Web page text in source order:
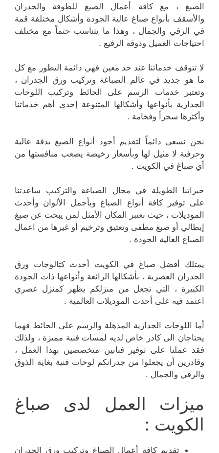
الصبغ ، مع كافة أعمال الصبغ للطوفة والجدران
والأسقف بأنواع صباغ عالية الجودة وأشكال مختلفة قمة
في الرقي والجمال ، وهذا ما يتناسب حتماً مع مختلف
احتياجات العميل وذوقه الرفيع .
لا تتوقف خدماتنا عند حد معين فهي دائمة التطور مع كل
ما هو جديد في عالم الصباغة وتركيب ورق الجدران ،
وتعتبر خدمات الرسم على الحائط وتركيب اللوحات
الجدارية بأنواعها وأشكالها المتنوعة إحدى أهم خدماتنا
وأكثرها سحراً وفخامة .
نحن نسعى دائماً لتقديم أجود أنواع الصبغ بدقة عالية
وحرفية لا مثيل لها وبأسعار رخيصة يصعب منافستها من
أي صباغ في الكويت .
خبراتنا الطويلة في مجال الصباغة والتركيب ساعدتنا
على توفير كافة أنواع الصباغ وبأجمل الألوان وأحدث
الموديلات ، حيث نعتبر المكان الأمثل لمن يبحث عن صبغ
إيطالي أو صبغ مطفى وتعتيق وترخيم أو غيرها من اعمال
الصباغ العالية الجودة .
يمتلك أفضل صباغ في الكويت أحدث كتالوجات ورق
الجدران العصرية ، بأشكالها الرائعة وأنواعها ذات الجودة
الكبيرة ، التي تجعل من منزلكم يظهر كمنزل عصري
اعتمد فيه على أحدث الموديلات العالمية .
أما اللوحات الجدارية المذهلة والرسم على الحائط فهما
يحتاجان الى كادر خاص لديه لمسات فنية مميزة ، ولذلك
فقد عملنا على توفير فنانين متخصصين بهذا العمل ،
وقادرين أن يجعلوا من جدرانكم لوحات فنية بغاية الذوق
والرقي والجمال .
ميزات العمل لدى صباغ
الكويت :
تقديم كافة أعمال الصباغ وتركيب ورق الجدران